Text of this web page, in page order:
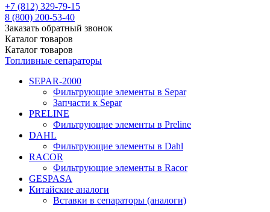
+7 (812) 329-79-15
8 (800) 200-53-40
Заказать обратный звонок
Каталог товаров
Каталог товаров
Топливные сепараторы
SEPAR-2000
Фильтрующие элементы в Separ
Запчасти к Separ
PRELINE
Фильтрующие элементы в Preline
DAHL
Фильтрующие элементы в Dahl
RACOR
Фильтрующие элементы в Racor
GESPASA
Китайские аналоги
Вставки в сепараторы (аналоги)